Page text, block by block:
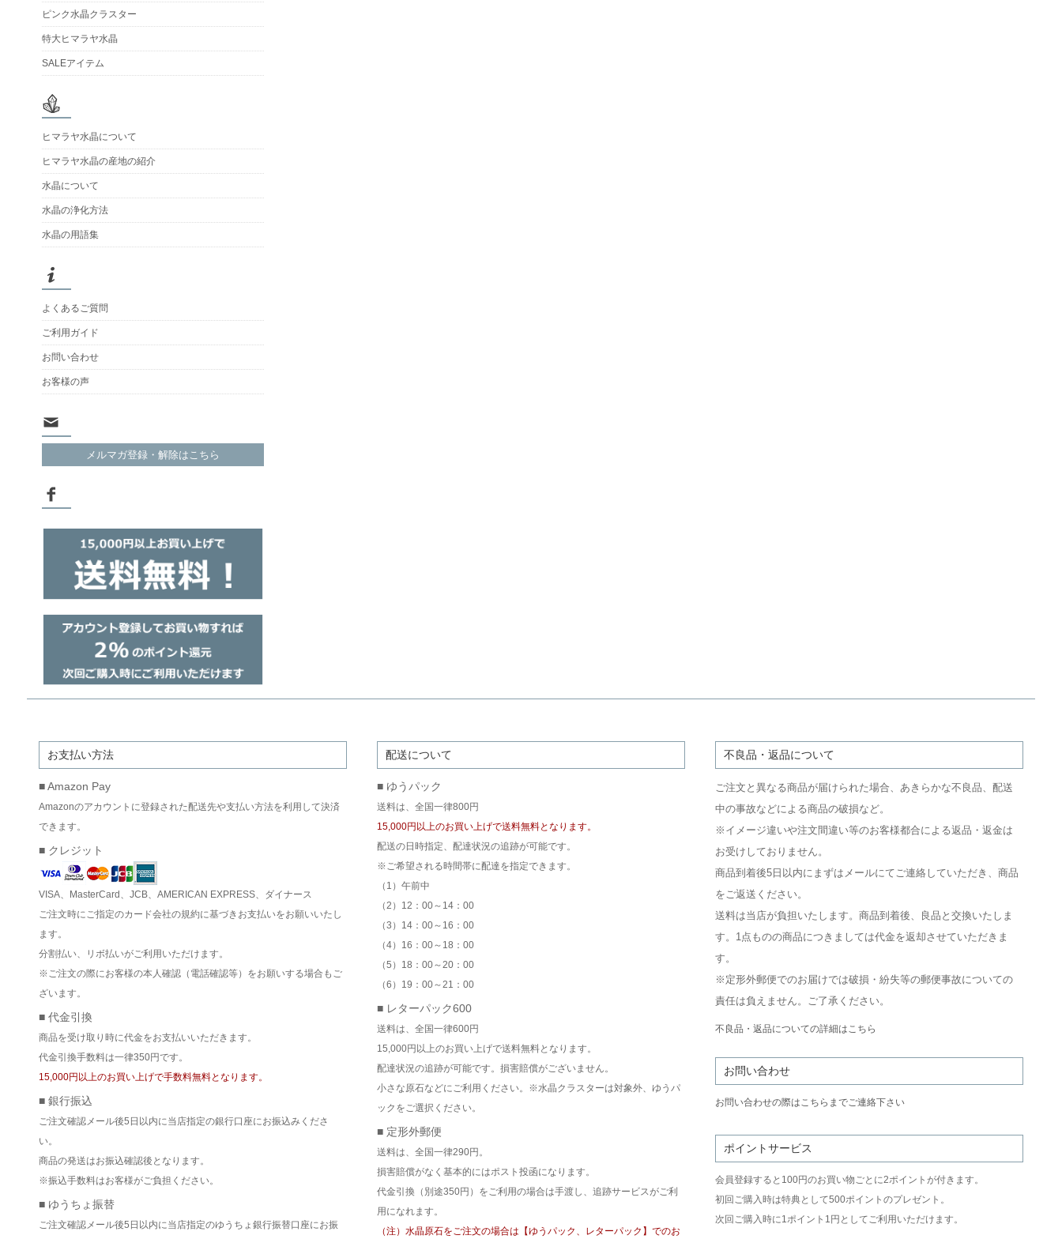
ピンク水晶クラスター
特大ヒマラヤ水晶
SALEアイテム
ヒマラヤ水晶について
ヒマラヤ水晶の産地の紹介
水晶について
水晶の浄化方法
水晶の用語集
よくあるご質問
ご利用ガイド
お問い合わせ
お客様の声
メルマガ登録・解除はこちら
お支払い方法
■ Amazon Pay
Amazonのアカウントに登録された配送先や支払い方法を利用して決済
できます。
■ クレジット
VISA、MasterCard、JCB、AMERICAN EXPRESS、ダイナース
ご注文時にご指定のカード会社の規約に基づきお支払いをお願いいたし
ます。
分割払い、リボ払いがご利用いただけます。
※ご注文の際にお客様の本人確認（電話確認等）をお願いする場合もご
ざいます。
■ 代金引換
商品を受け取り時に代金をお支払いいただきます。
代金引換手数料は一律350円です。
15,000円以上のお買い上げで手数料無料となります。
■ 銀行振込
ご注文確認メール後5日以内に当店指定の銀行口座にお振込みくださ
い。
商品の発送はお振込確認後となります。
※振込手数料はお客様がご負担ください。
■ ゆうちょ振替
ご注文確認メール後5日以内に当店指定のゆうちょ銀行振替口座にお振
配送について
■ ゆうパック
送料は、全国一律800円
15,000円以上のお買い上げで送料無料となります。
配送の日時指定、配達状況の追跡が可能です。
※ご希望される時間帯に配達を指定できます。
（1）午前中
（2）12：00～14：00
（3）14：00～16：00
（4）16：00～18：00
（5）18：00～20：00
（6）19：00～21：00
■ レターパック600
送料は、全国一律600円
15,000円以上のお買い上げで送料無料となります。
配達状況の追跡が可能です。損害賠償がございません。
小さな原石などにご利用ください。※水晶クラスターは対象外、ゆうパ
ックをご選択ください。
■ 定形外郵便
送料は、全国一律290円。
損害賠償がなく基本的にはポスト投函になります。
代金引換（別途350円）をご利用の場合は手渡し、追跡サービスがご利
用になれます。
（注）水晶原石をご注文の場合は【ゆうパック、レターパック】でのお
不良品・返品について
ご注文と異なる商品が届けられた場合、あきらかな不良品、配送
中の事故などによる商品の破損など。
※イメージ違いや注文間違い等のお客様都合による返品・返金は
お受けしておりません。
商品到着後5日以内にまずはメールにてご連絡していただき、商品
をご返送ください。
送料は当店が負担いたします。商品到着後、良品と交換いたしま
す。1点ものの商品につきましては代金を返却させていただきま
す。
※定形外郵便でのお届けでは破損・紛失等の郵便事故についての
責任は負えません。ご了承ください。
不良品・返品についての詳細はこちら
お問い合わせ
お問い合わせの際はこちらまでご連絡下さい
ポイントサービス
会員登録すると100円のお買い物ごとに2ポイントが付きます。
初回ご購入時は特典として500ポイントのプレゼント。
次回ご購入時に1ポイント1円としてご利用いただけます。